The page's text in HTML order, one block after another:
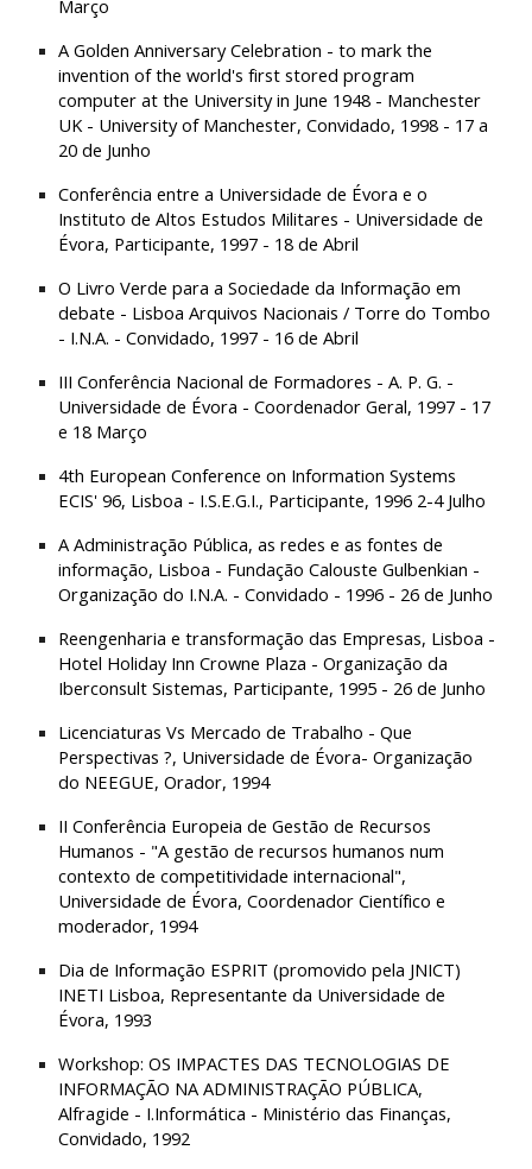
Março
A Golden Anniversary Celebration - to mark the
invention of the world's first stored program
computer at the University in June 1948 - Manchester
UK - University of Manchester, Convidado, 1998 - 17 a
20 de Junho
Conferência entre a Universidade de Évora e o
Instituto de Altos Estudos Militares - Universidade de
Évora, Participante, 1997 - 18 de Abril
O Livro Verde para a Sociedade da Informação em
debate - Lisboa Arquivos Nacionais / Torre do Tombo
- I.N.A. - Convidado, 1997 - 16 de Abril
III Conferência Nacional de Formadores - A. P. G. -
Universidade de Évora - Coordenador Geral, 1997 - 17
e 18 Março
4th European Conference on Information Systems
ECIS' 96, Lisboa - I.S.E.G.I., Participante, 1996 2-4 Julho
A Administração Pública, as redes e as fontes de
informação, Lisboa - Fundação Calouste Gulbenkian -
Organização do I.N.A. - Convidado - 1996 - 26 de Junho
Reengenharia e transformação das Empresas, Lisboa -
Hotel Holiday Inn Crowne Plaza - Organização da
Iberconsult Sistemas, Participante, 1995 - 26 de Junho
Licenciaturas Vs Mercado de Trabalho - Que
Perspectivas ?, Universidade de Évora- Organização
do NEEGUE, Orador, 1994
II Conferência Europeia de Gestão de Recursos
Humanos - "A gestão de recursos humanos num
contexto de competitividade internacional",
Universidade de Évora, Coordenador Científico e
moderador, 1994
Dia de Informação ESPRIT (promovido pela JNICT)
INETI Lisboa, Representante da Universidade de
Évora, 1993
Workshop: OS IMPACTES DAS TECNOLOGIAS DE
INFORMAÇÃO NA ADMINISTRAÇÃO PÚBLICA,
Alfragide - I.Informática - Ministério das Finanças,
Convidado, 1992